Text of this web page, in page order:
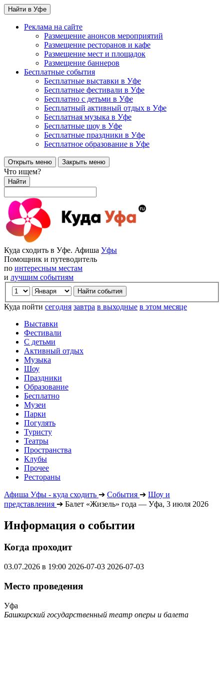
Найти в Уфе
Реклама на сайте
Размещение анонсов мероприятий
Размещение ресторанов и кафе
Размещение мест и площадок
Размещение баннеров
Бесплатные события
Бесплатные выставки в Уфе
Бесплатные фестивали в Уфе
Бесплатно с детьми в Уфе
Бесплатный активный отдых в Уфе
Бесплатная музыка в Уфе
Бесплатные шоу в Уфе
Бесплатные праздники в Уфе
Бесплатное образование в Уфе
Открыть меню Закрыть меню
Что ищем?
Найти
Куда сходить в Уфе. Афиша Уфы
Помощник и путеводитель
по интересным местам
и лучшим событиям
Куда пойти сегодня завтра в выходные в этом месяце
Выставки
Фестивали
С детьми
Активный отдых
Музыка
Шоу
Праздники
Образование
Бесплатно
Музеи
Парки
Погулять
Туристу
Театры
Пространства
Клубы
Прочее
Рестораны
Афиша Уфы - куда сходить ➔ События ➔ Шоу и
представления ➔ Балет «Жизель» года — Уфа, 3 июля 2026
Информация о событии
Когда проходит
03.07.2026 в 19:00 2026-07-03 2026-07-03
Место проведения
Уфа
Башкирский государственный театр оперы и балета